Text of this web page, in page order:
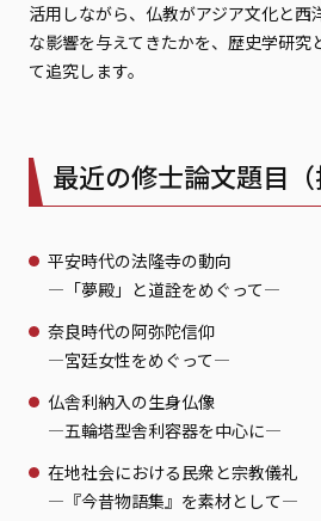
活用しながら、仏教がアジア文化と西
な影響を与えてきたかを、歴史学研究
て追究します。
最近の修士論文題目（
平安時代の法隆寺の動向
—「夢殿」と道詮をめぐって—
奈良時代の阿弥陀信仰
—宮廷女性をめぐって—
仏舎利納入の生身仏像
—五輪塔型舎利容器を中心に—
在地社会における民衆と宗教儀礼
—『今昔物語集』を素材として—